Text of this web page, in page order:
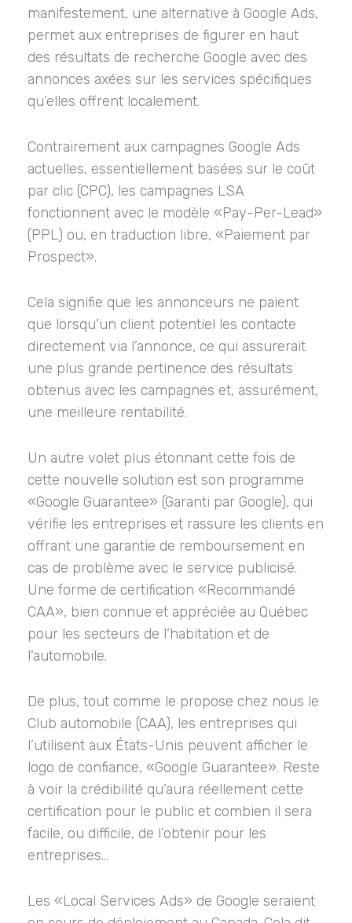
manifestement, une alternative à Google Ads,
permet aux entreprises de figurer en haut
des résultats de recherche Google avec des
annonces axées sur les services spécifiques
qu’elles offrent localement.
Contrairement aux campagnes Google Ads
actuelles, essentiellement basées sur le coût
par clic (CPC), les campagnes LSA
fonctionnent avec le modèle «Pay-Per-Lead»
(PPL) ou, en traduction libre, «Paiement par
Prospect».
Cela signifie que les annonceurs ne paient
que lorsqu’un client potentiel les contacte
directement via l’annonce, ce qui assurerait
une plus grande pertinence des résultats
obtenus avec les campagnes et, assurément,
une meilleure rentabilité.
Un autre volet plus étonnant cette fois de
cette nouvelle solution est son programme
«Google Guarantee» (Garanti par Google), qui
vérifie les entreprises et rassure les clients en
offrant une garantie de remboursement en
cas de problème avec le service publicisé.
Une forme de certification «Recommandé
CAA», bien connue et appréciée au Québec
pour les secteurs de l’habitation et de
l’automobile.
De plus, tout comme le propose chez nous le
Club automobile (CAA), les entreprises qui
l’utilisent aux États-Unis peuvent afficher le
logo de confiance, «Google Guarantee». Reste
à voir la crédibilité qu’aura réellement cette
certification pour le public et combien il sera
facile, ou difficile, de l’obtenir pour les
entreprises…
Les «Local Services Ads» de Google seraient